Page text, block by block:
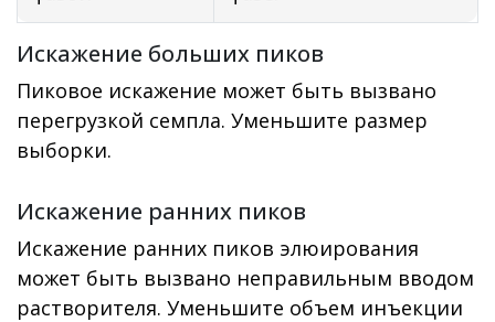
Искажение больших пиков
Пиковое искажение может быть вызвано
перегрузкой семпла. Уменьшите размер
выборки.
Искажение ранних пиков
Искажение ранних пиков элюирования
может быть вызвано неправильным вводом
растворителя. Уменьшите объем инъекции